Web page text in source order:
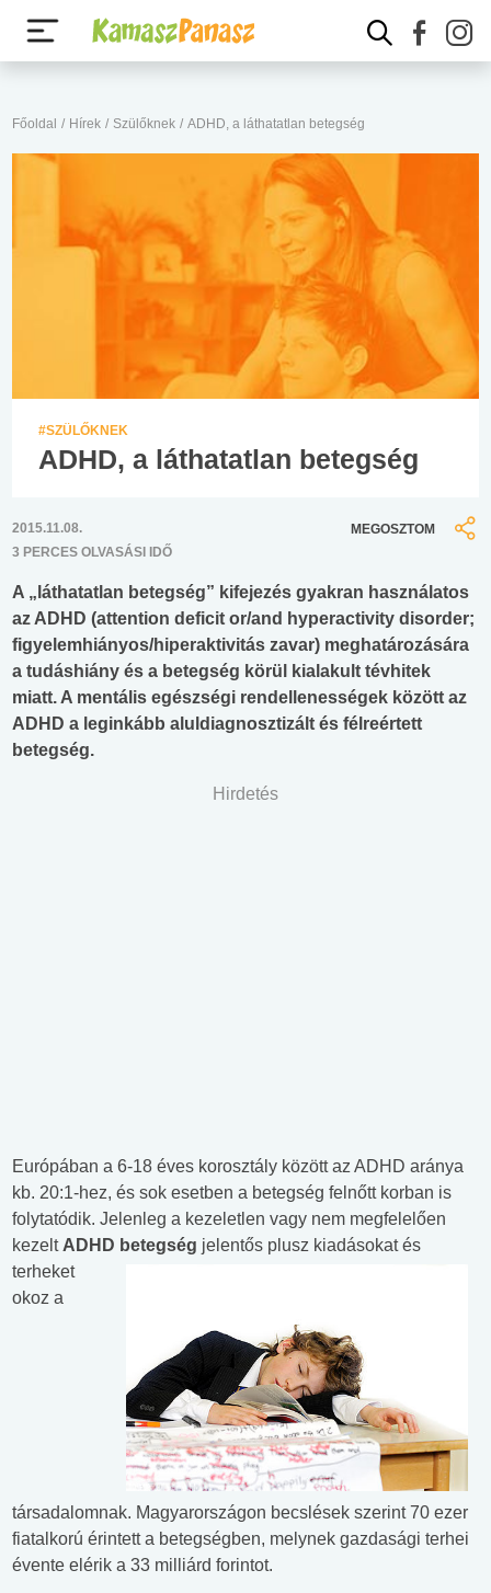
Főoldal / Hírek / Szülőknek / ADHD, a láthatatlan betegség
#SZÜLŐKNEK
ADHD, a láthatatlan betegség
2015.11.08.
3 PERCES OLVASÁSI IDŐ
MEGOSZTOM
A „láthatatlan betegség” kifejezés gyakran használatos
az ADHD (attention deficit or/and hyperactivity disorder;
figyelemhiányos/hiperaktivitás zavar) meghatározására
a tudáshiány és a betegség körül kialakult tévhitek
miatt. A mentális egészségi rendellenességek között az
ADHD a leginkább aluldiagnosztizált és félreértett
betegség.
Hirdetés
Európában a 6-18 éves korosztály között az ADHD aránya
kb. 20:1-hez, és sok esetben a betegség felnőtt korban is
folytatódik. Jelenleg a kezeletlen vagy nem megfelelően
kezelt ADHD betegség jelentős plusz kiadásokat és
terheket
okoz a
társadalomnak. Magyarországon becslések szerint 70 ezer
fiatalkorú érintett a betegségben, melynek gazdasági terhei
évente elérik a 33 milliárd forintot.